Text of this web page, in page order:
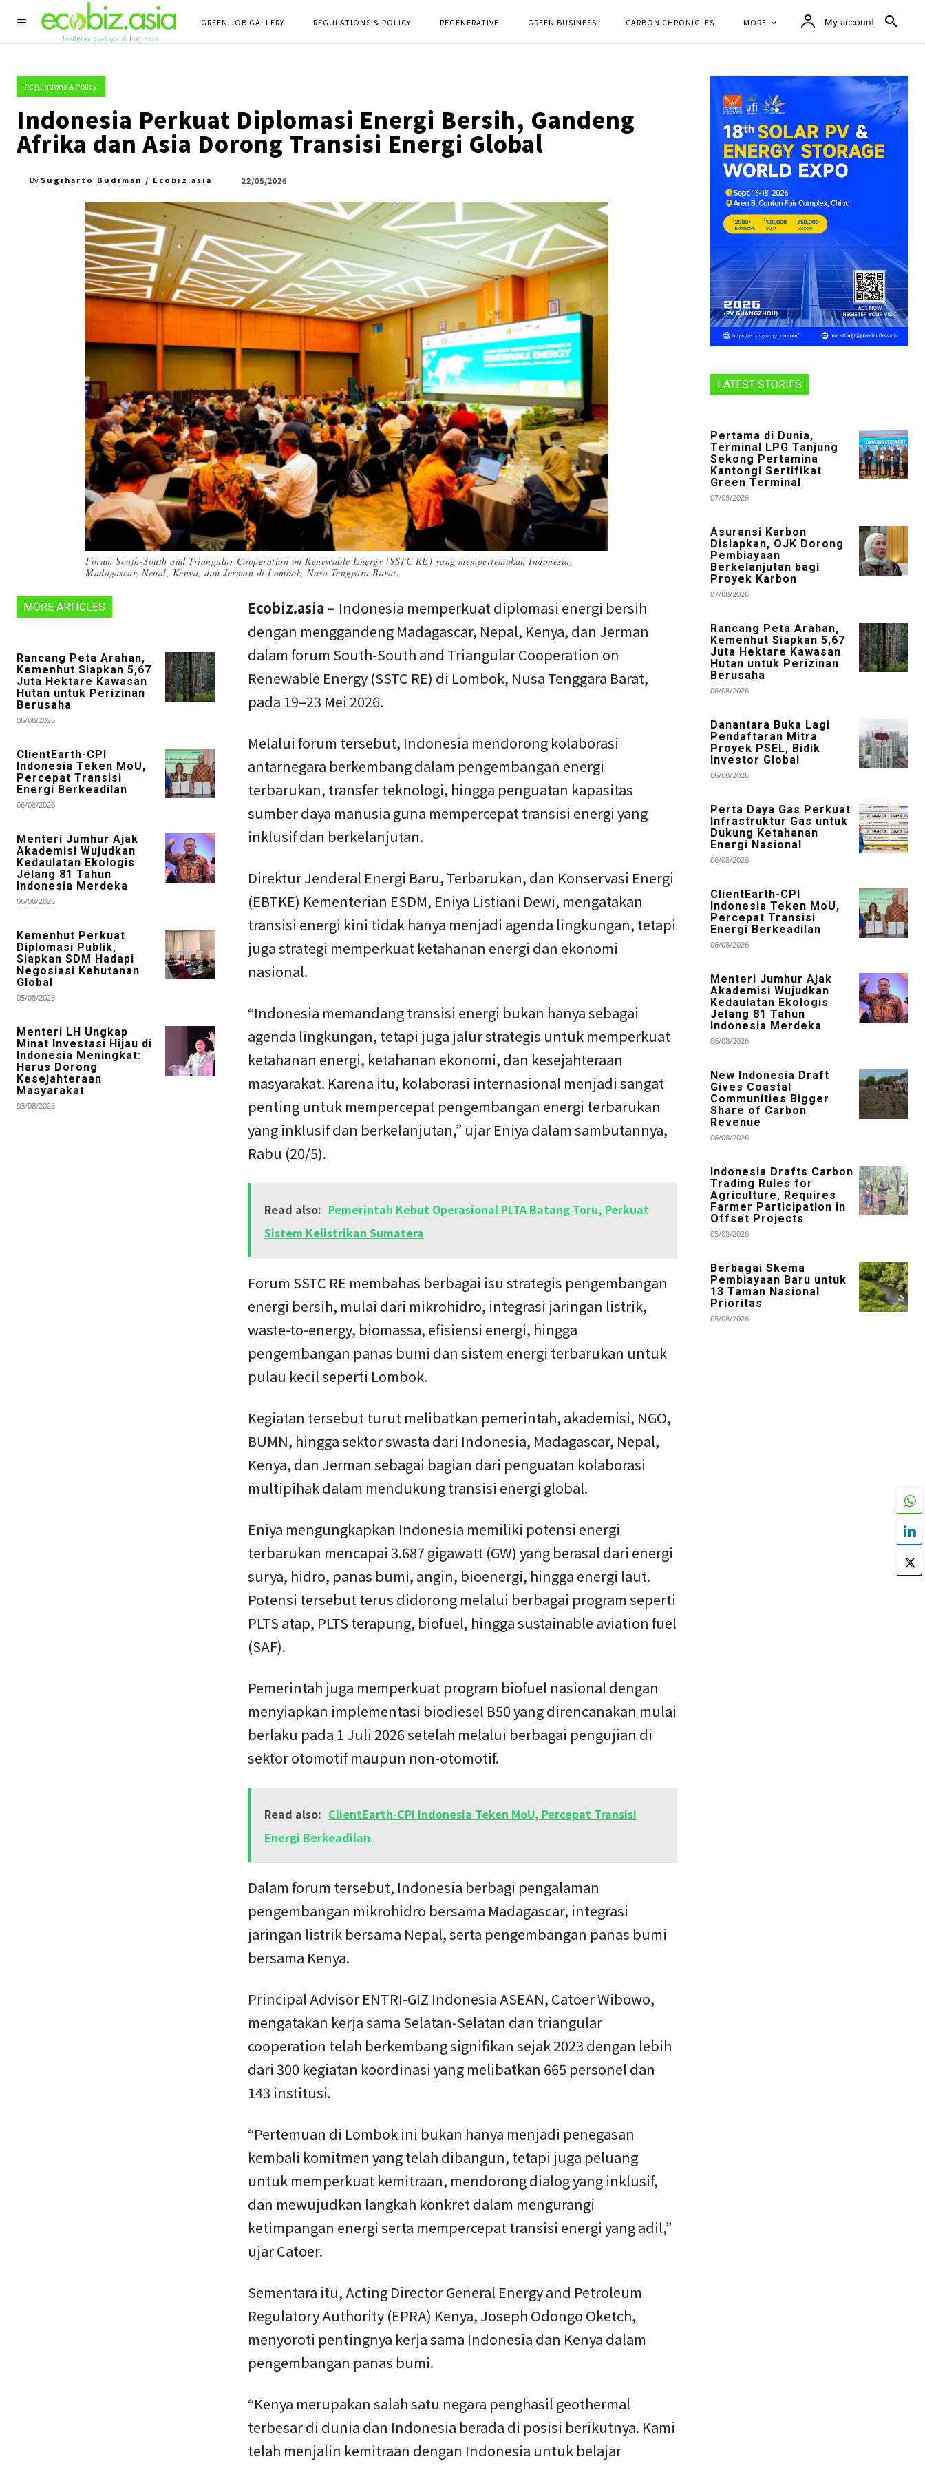
GREEN JOB GALLERY REGULATIONS & POLICY REGENERATIVE GREEN BUSINESS CARBON CHRONICLES MORE My account
Regulations & Policy
Indonesia Perkuat Diplomasi Energi Bersih, Gandeng
Afrika dan Asia Dorong Transisi Energi Global
By Sugiharto Budiman / Ecobiz.asia 22/05/2026
Forum South-South and Triangular Cooperation on Renewable Energy (SSTC RE) yang mempertemukan Indonesia,
Madagascar, Nepal, Kenya, dan Jerman di Lombok, Nusa Tenggara Barat.
MORE ARTICLES
Rancang Peta Arahan,
Kemenhut Siapkan 5,67
Juta Hektare Kawasan
Hutan untuk Perizinan
Berusaha
06/08/2026
ClientEarth-CPI
Indonesia Teken MoU,
Percepat Transisi
Energi Berkeadilan
06/08/2026
Menteri Jumhur Ajak
Akademisi Wujudkan
Kedaulatan Ekologis
Jelang 81 Tahun
Indonesia Merdeka
06/08/2026
Kemenhut Perkuat
Diplomasi Publik,
Siapkan SDM Hadapi
Negosiasi Kehutanan
Global
05/08/2026
Menteri LH Ungkap
Minat Investasi Hijau di
Indonesia Meningkat:
Harus Dorong
Kesejahteraan
Masyarakat
03/08/2026
Ecobiz.asia – Indonesia memperkuat diplomasi energi bersih
dengan menggandeng Madagascar, Nepal, Kenya, dan Jerman
dalam forum South-South and Triangular Cooperation on
Renewable Energy (SSTC RE) di Lombok, Nusa Tenggara Barat,
pada 19–23 Mei 2026.
Melalui forum tersebut, Indonesia mendorong kolaborasi
antarnegara berkembang dalam pengembangan energi
terbarukan, transfer teknologi, hingga penguatan kapasitas
sumber daya manusia guna mempercepat transisi energi yang
inklusif dan berkelanjutan.
Direktur Jenderal Energi Baru, Terbarukan, dan Konservasi Energi
(EBTKE) Kementerian ESDM, Eniya Listiani Dewi, mengatakan
transisi energi kini tidak hanya menjadi agenda lingkungan, tetapi
juga strategi memperkuat ketahanan energi dan ekonomi
nasional.
“Indonesia memandang transisi energi bukan hanya sebagai
agenda lingkungan, tetapi juga jalur strategis untuk memperkuat
ketahanan energi, ketahanan ekonomi, dan kesejahteraan
masyarakat. Karena itu, kolaborasi internasional menjadi sangat
penting untuk mempercepat pengembangan energi terbarukan
yang inklusif dan berkelanjutan,” ujar Eniya dalam sambutannya,
Rabu (20/5).
Read also: Pemerintah Kebut Operasional PLTA Batang Toru, Perkuat
Sistem Kelistrikan Sumatera
Forum SSTC RE membahas berbagai isu strategis pengembangan
energi bersih, mulai dari mikrohidro, integrasi jaringan listrik,
waste-to-energy, biomassa, efisiensi energi, hingga
pengembangan panas bumi dan sistem energi terbarukan untuk
pulau kecil seperti Lombok.
Kegiatan tersebut turut melibatkan pemerintah, akademisi, NGO,
BUMN, hingga sektor swasta dari Indonesia, Madagascar, Nepal,
Kenya, dan Jerman sebagai bagian dari penguatan kolaborasi
multipihak dalam mendukung transisi energi global.
Eniya mengungkapkan Indonesia memiliki potensi energi
terbarukan mencapai 3.687 gigawatt (GW) yang berasal dari energi
surya, hidro, panas bumi, angin, bioenergi, hingga energi laut.
Potensi tersebut terus didorong melalui berbagai program seperti
PLTS atap, PLTS terapung, biofuel, hingga sustainable aviation fuel
(SAF).
Pemerintah juga memperkuat program biofuel nasional dengan
menyiapkan implementasi biodiesel B50 yang direncanakan mulai
berlaku pada 1 Juli 2026 setelah melalui berbagai pengujian di
sektor otomotif maupun non-otomotif.
Read also: ClientEarth-CPI Indonesia Teken MoU, Percepat Transisi
Energi Berkeadilan
Dalam forum tersebut, Indonesia berbagi pengalaman
pengembangan mikrohidro bersama Madagascar, integrasi
jaringan listrik bersama Nepal, serta pengembangan panas bumi
bersama Kenya.
Principal Advisor ENTRI-GIZ Indonesia ASEAN, Catoer Wibowo,
mengatakan kerja sama Selatan-Selatan dan triangular
cooperation telah berkembang signifikan sejak 2023 dengan lebih
dari 300 kegiatan koordinasi yang melibatkan 665 personel dan
143 institusi.
“Pertemuan di Lombok ini bukan hanya menjadi penegasan
kembali komitmen yang telah dibangun, tetapi juga peluang
untuk memperkuat kemitraan, mendorong dialog yang inklusif,
dan mewujudkan langkah konkret dalam mengurangi
ketimpangan energi serta mempercepat transisi energi yang adil,”
ujar Catoer.
Sementara itu, Acting Director General Energy and Petroleum
Regulatory Authority (EPRA) Kenya, Joseph Odongo Oketch,
menyoroti pentingnya kerja sama Indonesia dan Kenya dalam
pengembangan panas bumi.
“Kenya merupakan salah satu negara penghasil geothermal
terbesar di dunia dan Indonesia berada di posisi berikutnya. Kami
telah menjalin kemitraan dengan Indonesia untuk belajar
LATEST STORIES
Pertama di Dunia,
Terminal LPG Tanjung
Sekong Pertamina
Kantongi Sertifikat
Green Terminal
07/08/2026
Asuransi Karbon
Disiapkan, OJK Dorong
Pembiayaan
Berkelanjutan bagi
Proyek Karbon
07/08/2026
Rancang Peta Arahan,
Kemenhut Siapkan 5,67
Juta Hektare Kawasan
Hutan untuk Perizinan
Berusaha
06/08/2026
Danantara Buka Lagi
Pendaftaran Mitra
Proyek PSEL, Bidik
Investor Global
06/08/2026
Perta Daya Gas Perkuat
Infrastruktur Gas untuk
Dukung Ketahanan
Energi Nasional
06/08/2026
ClientEarth-CPI
Indonesia Teken MoU,
Percepat Transisi
Energi Berkeadilan
06/08/2026
Menteri Jumhur Ajak
Akademisi Wujudkan
Kedaulatan Ekologis
Jelang 81 Tahun
Indonesia Merdeka
06/08/2026
New Indonesia Draft
Gives Coastal
Communities Bigger
Share of Carbon
Revenue
06/08/2026
Indonesia Drafts Carbon
Trading Rules for
Agriculture, Requires
Farmer Participation in
Offset Projects
05/08/2026
Berbagai Skema
Pembiayaan Baru untuk
13 Taman Nasional
Prioritas
05/08/2026